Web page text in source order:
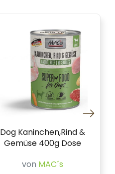
Dog Kaninchen,Rind &
Gemüse 400g Dose
von MAC´s